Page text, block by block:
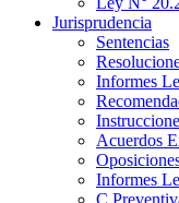
Jurisprudencia
Sentencias
Informes
Acuerdos
Informes